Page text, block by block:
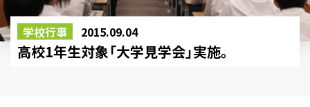
学校行事 2015.09.04
高校1年生対象「大学見学会」実施。